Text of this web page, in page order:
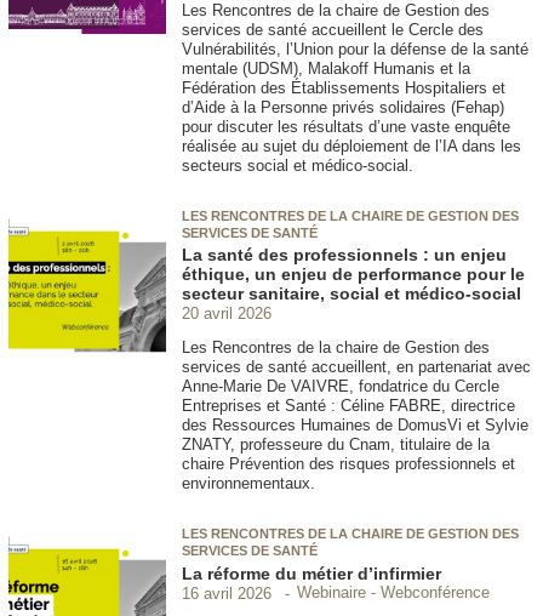
Les Rencontres de la chaire de Gestion des
services de santé accueillent le Cercle des
Vulnérabilités, l’Union pour la défense de la santé
mentale (UDSM), Malakoff Humanis et la
Fédération des Établissements Hospitaliers et
d’Aide à la Personne privés solidaires (Fehap)
pour discuter les résultats d’une vaste enquête
réalisée au sujet du déploiement de l’IA dans les
secteurs social et médico-social.
LES RENCONTRES DE LA CHAIRE DE GESTION DES
SERVICES DE SANTÉ
La santé des professionnels : un enjeu
éthique, un enjeu de performance pour le
secteur sanitaire, social et médico-social
20 avril 2026
Les Rencontres de la chaire de Gestion des
services de santé accueillent, en partenariat avec
Anne-Marie De VAIVRE, fondatrice du Cercle
Entreprises et Santé : Céline FABRE, directrice
des Ressources Humaines de DomusVi et Sylvie
ZNATY, professeure du Cnam, titulaire de la
chaire Prévention des risques professionnels et
environnementaux.
LES RENCONTRES DE LA CHAIRE DE GESTION DES
SERVICES DE SANTÉ
La réforme du métier d’infirmier
16 avril 2026
Webinaire - Webconférence